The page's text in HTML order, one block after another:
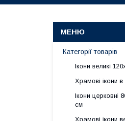
Категорії товарів
Ікони великі
Храмові ікони в
Ікони церковні
см
Храмові ікони